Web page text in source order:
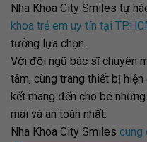
Nha Khoa City Smiles tự
khoa trẻ em uy tín tại
tưởng lựa chọn.
Với đội ngũ bác sĩ chuyên
tâm, cùng trang thiết bị
kết mang đến cho bé
mái và an toàn nhất.
Nha Khoa City Smiles cung